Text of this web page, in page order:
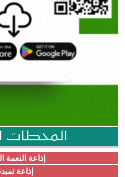
المحطات
إذاعة النعمة
إذاعة